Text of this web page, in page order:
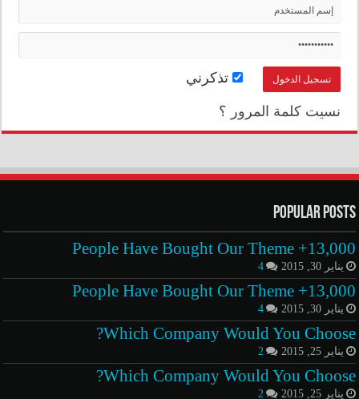
تذكرني
نسيت كلمة المرور ؟
Popular Posts
13,000+ People Have Bought Our Theme
يناير 30, 2015 4
13,000+ People Have Bought Our Theme
يناير 30, 2015 4
Which Company Would You Choose?
يناير 25, 2015 2
Which Company Would You Choose?
يناير 25, 2015 2